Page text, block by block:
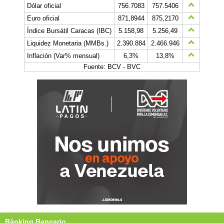
Dólar oficial
756.7083
757.5406
Euro oficial
871,8944
875,2170
Índice Bursátil Caracas (IBC)
5.158,98
5.256,49
Liquidez Monetaria (MMBs.)
2.390.884
2.466.946
Inflación (Var% mensual)
6,3%
13,8%
Fuente: BCV - BVC
Ránking Bancario